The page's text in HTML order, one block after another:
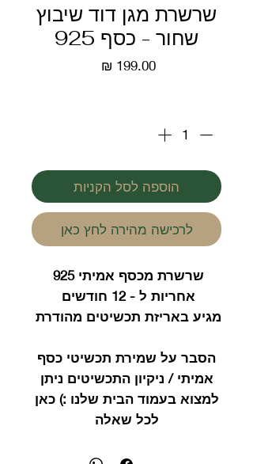
שרשרת מגן דוד שיבוץ
שחור - כסף 925
הוספה לסל הקניות
לרכישה מהירה לחץ כאן
שרשרת מכסף אמיתי 925
אחריות ל - 12 חודשים
מגיע באריזת תכשיטים מהודרת
הסבר על שמירת תכשיטי כסף
אמיתי / ניקיון התכשיטים ניתן
למצוא בעמוד הבית שלנו :) כאן
לכל שאלה